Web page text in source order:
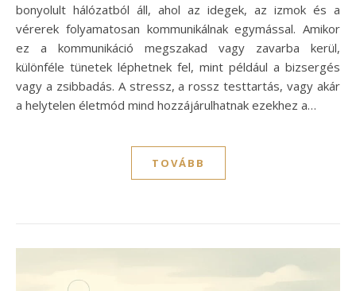
bonyolult hálózatból áll, ahol az idegek, az izmok és a
vérerek folyamatosan kommunikálnak egymással. Amikor
ez a kommunikáció megszakad vagy zavarba kerül,
különféle tünetek léphetnek fel, mint például a bizsergés
vagy a zsibbadás. A stressz, a rossz testtartás, vagy akár
a helytelen életmód mind hozzájárulhatnak ezekhez a…
TOVÁBB